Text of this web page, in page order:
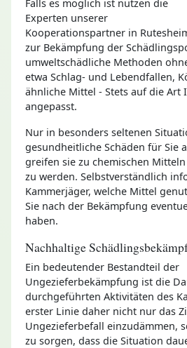
Falls es möglich ist nutzen die
Experten unserer
Kooperationspartner in
zur Bekämpfung der
umweltschädliche Methoden
etwa Schlag- und Lebendfallen,
ähnliche Mittel - Stets auf die Art
angepasst.
Nur in besonders seltenen
gesundheitliche Schäden für Sie
greifen sie zu chemischen
zu werden. Selbstverständlich
Kammerjäger, welche Mittel
Sie nach der Bekämpfung
haben.
Nachhaltige
Ein bedeutender Bestandteil der
Ungezieferbekämpfung ist die
durchgeführten Aktivitäten des
erster Linie daher nicht nur das
Ungezieferbefall einzudämmen,
zu sorgen, dass die Situation